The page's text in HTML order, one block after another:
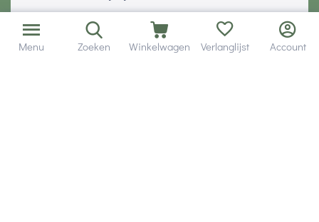
Menu Zoeken Winkelwagen Verlanglijst Account